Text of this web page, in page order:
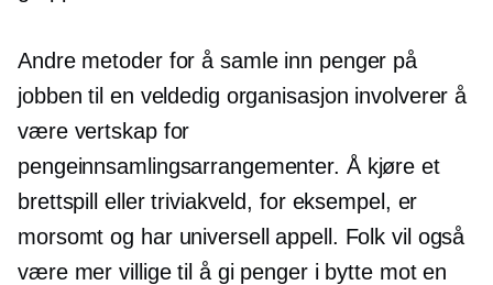
Andre metoder for å samle inn penger på
jobben til en veldedig organisasjon involverer å
være vertskap for
pengeinnsamlingsarrangementer. Å kjøre et
brettspill eller triviakveld, for eksempel, er
morsomt og har universell appell. Folk vil også
være mer villige til å gi penger i bytte mot en